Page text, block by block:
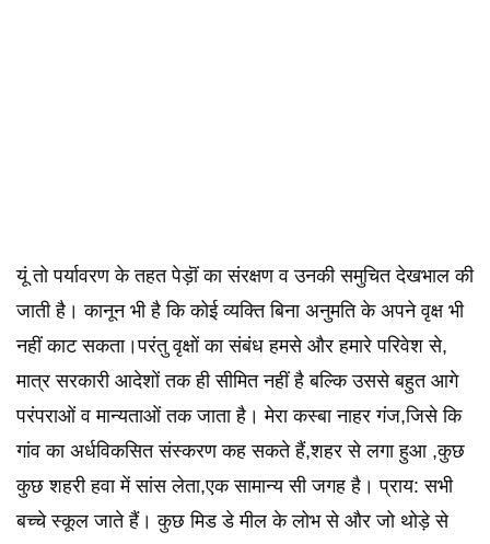
यूं तो पर्यावरण के तहत पेड़ॊं का संरक्षण व उनकी समुचित देखभाल की
जाती है। कानून भी है कि कोई व्यक्ति बिना अनुमति के अपने वृक्ष भी
नहीं काट सकता।परंतु वृक्षों का संबंध हमसे और हमारे परिवेश से,
मात्र सरकारी आदेशों तक ही सीमित नहीं है बल्कि उससे बहुत आगे
परंपराओं व मान्यताओं तक जाता है। मेरा कस्बा नाहर गंज,जिसे कि
गांव का अर्धविकसित संस्करण कह सकते हैं,शहर से लगा हुआ ,कुछ
कुछ शहरी हवा में सांस लेता,एक सामान्य सी जगह है। प्राय: सभी
बच्चे स्कूल जाते हैं। कुछ मिड डे मील के लोभ से और जो थोड़े से